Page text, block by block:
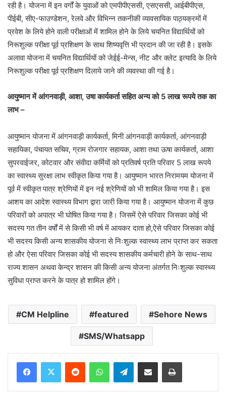
रही है। योजना में इन वर्गों के युवाओं को एमपीपीएससी, एसएससी, आईबीपीएस,
पीईबी, सीए-फाउण्डेशन, रेलवे और विभिन्न तकनीकी व्यावसायिक पाठ्यक्रमों में
प्रवेश के लिये होने वाली परीक्षाओं में शामिल होने के लिये चयनित विद्यार्थियों को
निरूशुल्क परीक्षा पूर्व प्रशिक्षण के साथ शिष्यवृत्ति भी प्रदान की जा रही है। इसके
अलावा योजना में चयनित विद्यार्थियों को जेईई-मेन्स, नीट और क्लेट इत्यादि के लिये
निरूशुल्क परीक्षा पूर्व प्रशिक्षण दिलाये जाने की व्यवस्था की गई है।
आयुष्मान में आंगनवाड़ी, आशा, उषा कार्यकर्ता सहित अन्य को 5 लाख रूपये तक का
लाभ –
आयुष्मान योजना में आंगनवाड़ी कार्यकर्ता, मिनी आंगनवाड़ी कार्यकर्ता, आंगनवाड़ी
सहायिका, पंचायत सचिव, ग्राम रोजगार सहायक, आशा तथा ऊषा कार्यकर्ता, आशा
सुपरवाईजर, कोटवार और संवीदा कर्मियों को प्रतिवर्ष प्रति परिवार 5 लाख रूपये
का स्वास्थ्य सुरक्षा लाभ स्वीकृत किया गया है। आयुष्मान भारत निरामयम योजना में
पूर्व में स्वीकृत पात्र श्रेणियों में इन नई श्रेणियों को भी शामिल किया गया है। इस
आशय का आदेश स्वास्थ्य विभाग द्वारा जारी किया गया है। आयुष्मान योजना में कुछ
परिवारों को अपात्र भी घोषित किया गया है। जिसमें ऐसे परिवार जिसका कोई भी
सदस्य गत तीन वर्षों में से किसी भी वर्ष में आयकर दाता हो,ऐसे परिवार जिसका कोई
भी सदस्य किसी अन्य शासकीय योजना से निःशुल्क स्वास्थ्य लाभ प्राप्त कर सकता
हो और ऐसा परिवार जिसका कोई भी सदस्य शासकीय कर्मचारी होने के साथ-साथ
राज्य शासन अथवा केन्द्र शासन की किसी अन्य योजना अंतर्गत निःशुल्क स्वास्थ्य
सुविधा प्राप्त करने के पात्र हो शामिल होंगे।
CM Helpline featured Sehore News
SMS/Whatsapp
Telegram